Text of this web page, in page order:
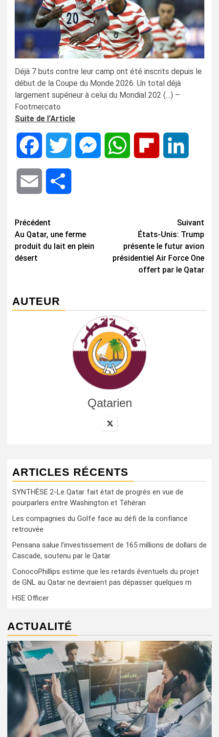
Déjà 7 buts contre leur camp ont été inscrits depuis le
début de la Coupe du Monde 2026. Un total déjà
largement supérieur à celui du Mondial 202 (…) –
Footmercato
Suite de l’Article
Facebook Twitter MessengerWhatsApp Flipboard
Email
Navigation
d’article
Précédent
Au Qatar, une ferme
produit du lait en plein
désert
Suivant
États-Unis: Trump
présente le futur avion
présidentiel Air Force One
offert par le Qatar
AUTEUR
Qatarien
ARTICLES RÉCENTS
SYNTHÈSE 2-Le Qatar fait état de progrès en vue de
pourparlers entre Washington et Téhéran
Les compagnies du Golfe face au défi de la confiance
retrouvée
Pensana salue l’investissement de 165 millions de dollars de
Cascade, soutenu par le Qatar
ConocoPhillips estime que les retards éventuels du projet
de GNL au Qatar ne devraient pas dépasser quelques m
HSE Officer
ACTUALITÉ